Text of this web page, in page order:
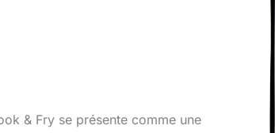
& Fry se présente comme une